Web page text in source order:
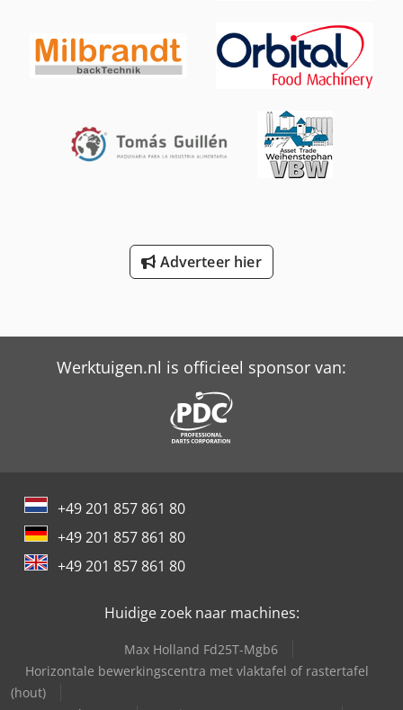
Verplaatsing Z-as: 256 mm Verplaatsing U-/V-assen: ±70
mm Positioneerresolutie: 0,0001 mm
Positioneernauwkeurigheid: ca. ±3 µm
Bewerkingsgegevens Max. conus: 30° bij een
Ra 0,2 µm bij meerdere nabewerkingssneden
Csdpozpypzofx Ag Usrf Werkstukgegevens Afmetingen
werkstuk, maximaal: 750 × 550 × 250 mm Gewicht
werkstuk, maximaal: 450 kg Draad systeem Draad
Netspanning: 3 × 400 V, 50 Hz Aansluitvermogen: ca. 10,5
kVA Afmetingen & Gewicht Afmetingen (L × B × H): ca. 2.215
Adverteer hier
Werktuigen.nl is officieel sponsor van:
+49 201 857 861 80
+49 201 857 861 80
+49 201 857 861 80
Huidige zoek naar machines:
Max Holland Fd25T-Mgb6
Horizontale bewerkingscentra met vlaktafel of rastertafel
(hout)